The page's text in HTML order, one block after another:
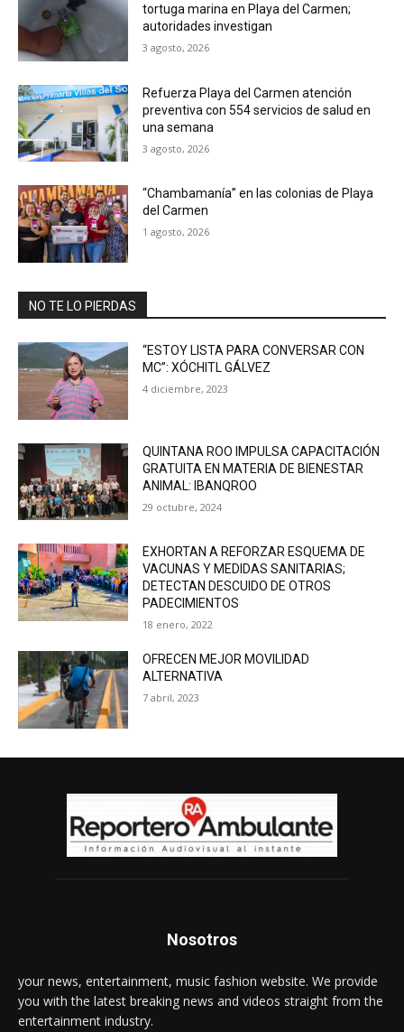
tortuga marina en Playa del Carmen;
autoridades investigan
3 agosto, 2026
Refuerza Playa del Carmen atención
preventiva con 554 servicios de salud en
una semana
3 agosto, 2026
“Chambamanía” en las colonias de Playa
del Carmen
1 agosto, 2026
NO TE LO PIERDAS
“ESTOY LISTA PARA CONVERSAR CON
MC”: XÓCHITL GÁLVEZ
4 diciembre, 2023
QUINTANA ROO IMPULSA CAPACITACIÓN
GRATUITA EN MATERIA DE BIENESTAR
ANIMAL: IBANQROO
29 octubre, 2024
EXHORTAN A REFORZAR ESQUEMA DE
VACUNAS Y MEDIDAS SANITARIAS;
DETECTAN DESCUIDO DE OTROS
PADECIMIENTOS
18 enero, 2022
OFRECEN MEJOR MOVILIDAD
ALTERNATIVA
7 abril, 2023
Nosotros
your news, entertainment, music fashion website. We provide
you with the latest breaking news and videos straight from the
entertainment industry.